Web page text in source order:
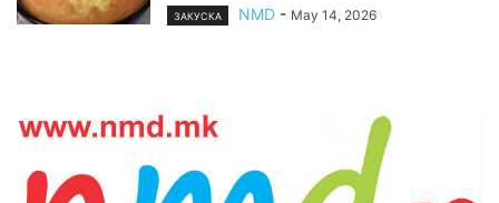
ЗАКУСКА NMD - May 14, 2026